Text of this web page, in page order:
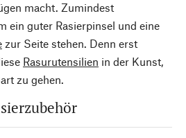
macht. Zumindest
ein guter Rasierpinsel und eine
zur Seite stehen. Denn erst
Rasurutensilien in der Kunst,
zu gehen.